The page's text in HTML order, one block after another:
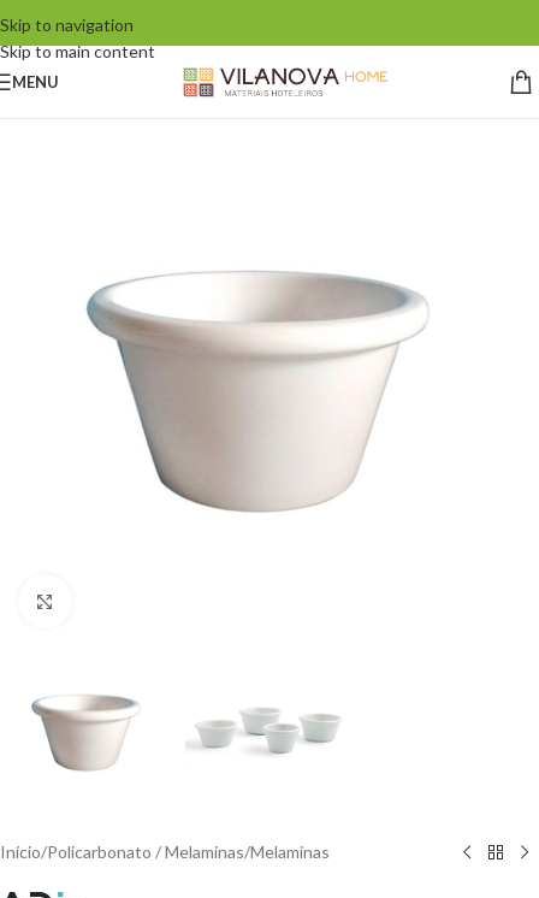
Skip to navigation
Skip to main content
MENU
Início/Policarbonato / Melaminas/Melaminas